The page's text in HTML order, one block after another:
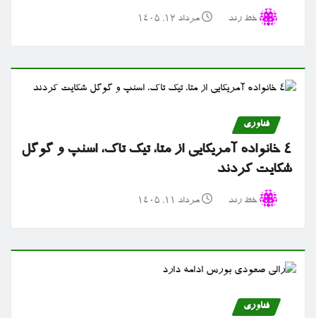
خط رند مرداد ۱۲, ۱۴۰۵
فناوری
۴ خانواده آمریکایی از متا، تیک تاک، اسنپ و گوگل
شکایت کردند
خط رند مرداد ۱۱, ۱۴۰۵
فناوری